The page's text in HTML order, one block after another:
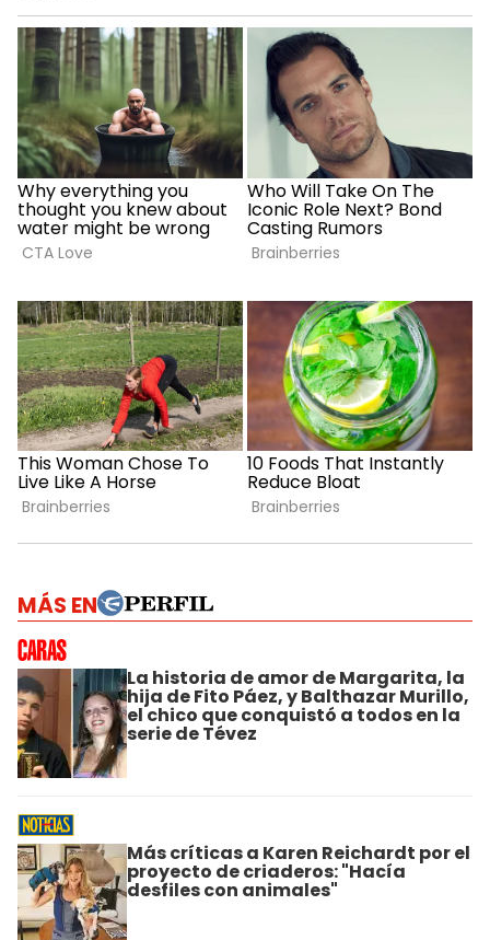
MÁS EN
La historia de amor de Margarita, la
hija de Fito Páez, y Balthazar Murillo,
el chico que conquistó a todos en la
serie de Tévez
Más críticas a Karen Reichardt por el
proyecto de criaderos: "Hacía
desfiles con animales"